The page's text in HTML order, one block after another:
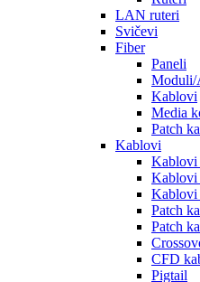
LAN ruteri
Svičevi
Fiber
Paneli
Moduli/
Kablovi
Media
Patch
Kablovi
Kablovi
Kablovi
Kablovi
Patch
Patch
CFD
Pigtail